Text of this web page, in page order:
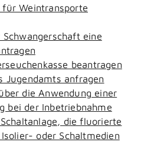
Weintransporte
eine
beantragen
Jugendamts anfragen
die Anwendung einer
bei der Inbetriebnahme
die fluorierte
oder Schaltmedien